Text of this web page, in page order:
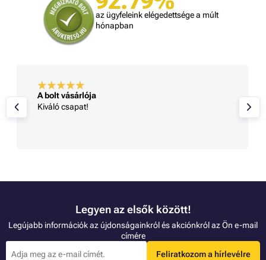
az ügyfeleink elégedettsége a múlt
hónapban
A bolt vásárlója
Kiváló csapat!
Legyen az elsők között!
Legújabb információk az újdonságainkról és akciónkról az Ön e-mail
címére
Feliratkozom a hírlevélre